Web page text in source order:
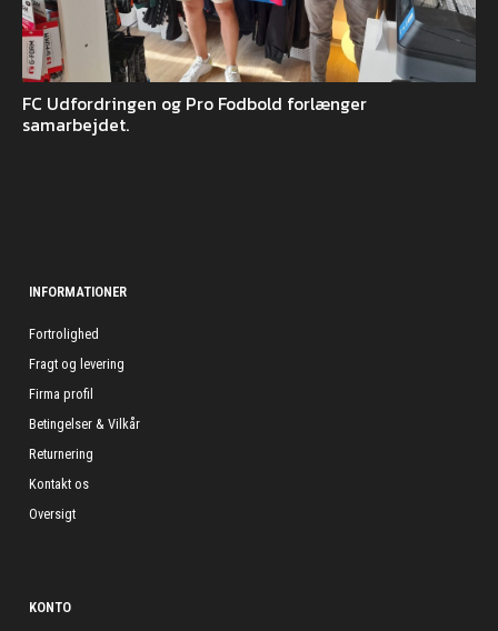
FC Udfordringen og Pro Fodbold forlænger
samarbejdet.
INFORMATIONER
Fortrolighed
Fragt og levering
Firma profil
Betingelser & Vilkår
Returnering
Kontakt os
Oversigt
KONTO